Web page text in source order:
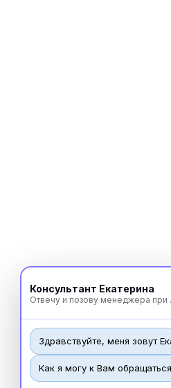
Консультант Екатерина
Здравствуйте, меня зовут
Как я могу к Вам